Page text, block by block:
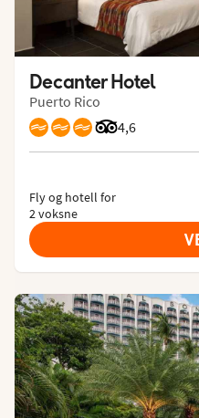
Decanter Hotel
Puerto Rico
4,6
Vurdering fra
Fly og hotell for
2 voksne